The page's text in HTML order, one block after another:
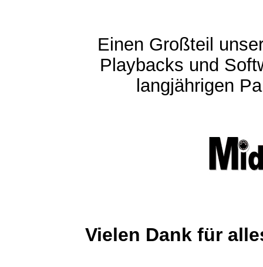
Einen Großteil
Playbacks und
langjährigen
Vielen Dank für